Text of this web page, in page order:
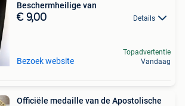
Beschermheilige van
€ 9,00 Details
Bezoek website
Topadvertentie
Vandaag
Officiële medaille van de Apostolische